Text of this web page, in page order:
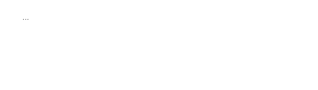
...